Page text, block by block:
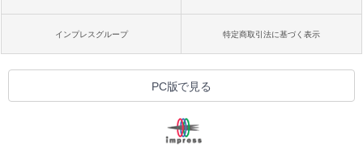
インプレスグループ 特定商取引法に基づく表示
PC版で見る